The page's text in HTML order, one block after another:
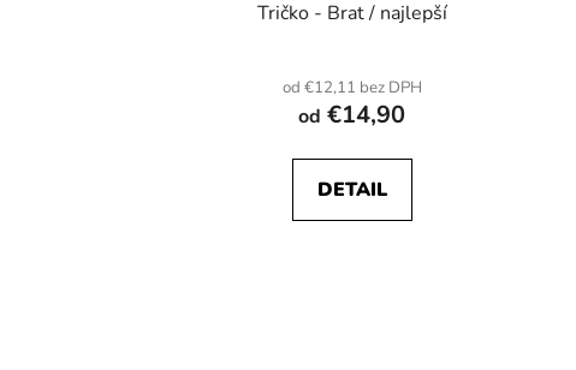
Tričko - Brat / najlepší
od €12,11 bez DPH
od €14,90
DETAIL